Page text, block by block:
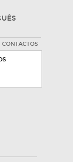
CONTACTOS